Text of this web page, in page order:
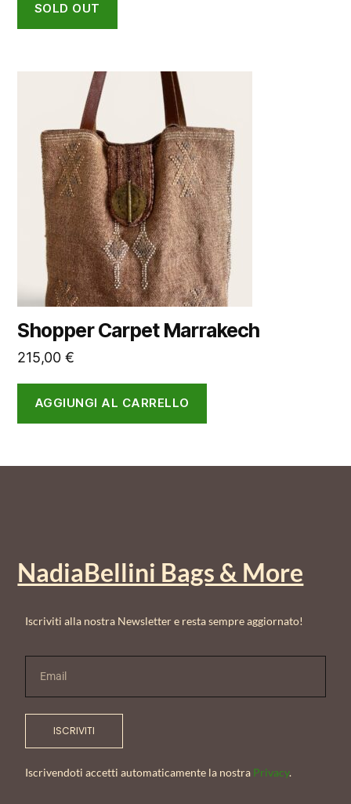
SOLD OUT
Shopper Carpet Marrakech
215,00 €
AGGIUNGI AL CARRELLO
NadiaBellini Bags & More
Iscriviti alla nostra Newsletter e resta sempre aggiornato!
ISCRIVITI
Iscrivendoti accetti automaticamente la nostra Privacy.